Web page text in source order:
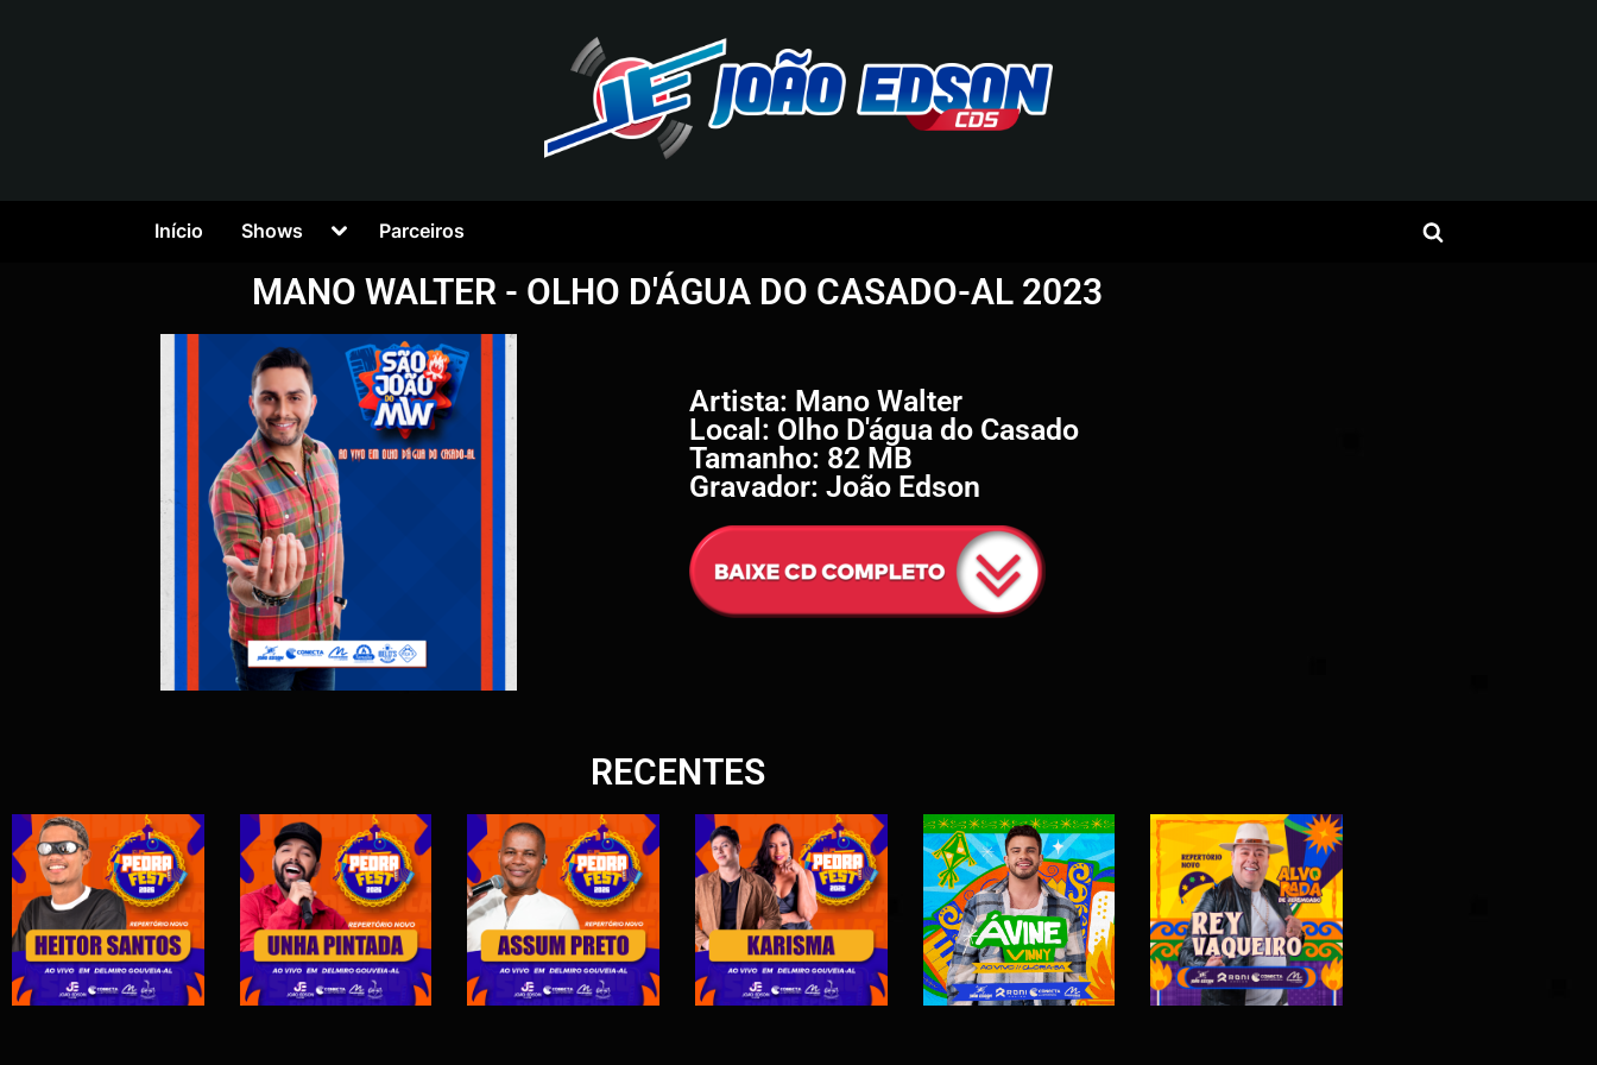
Ã
E
D
S
O
N
Início Shows Parceiros
MANO WALTER - OLHO D'ÁGUA DO CASADO-AL 2023
Artista: Mano Walter
Local: Olho D'água do Casado
Tamanho: 82 MB
Gravador: João Edson
RECENTES